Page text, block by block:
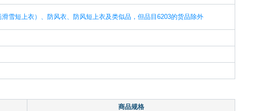
雪短上衣）、防风衣、防风短上衣及类似品，但品目6203的货品除外
商品规格